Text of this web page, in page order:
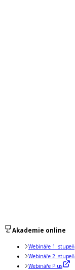
Akademie online
Webináře 1. stupeň
Webináře 2. stupeň
Webináře Plus